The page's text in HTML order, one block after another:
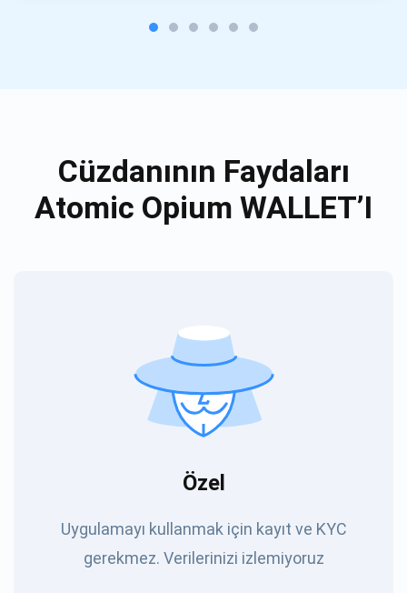
Cüzdanının Faydaları
Atomic Opium WALLET’I
Özel
Uygulamayı kullanmak için kayıt ve KYC
gerekmez. Verilerinizi izlemiyoruz